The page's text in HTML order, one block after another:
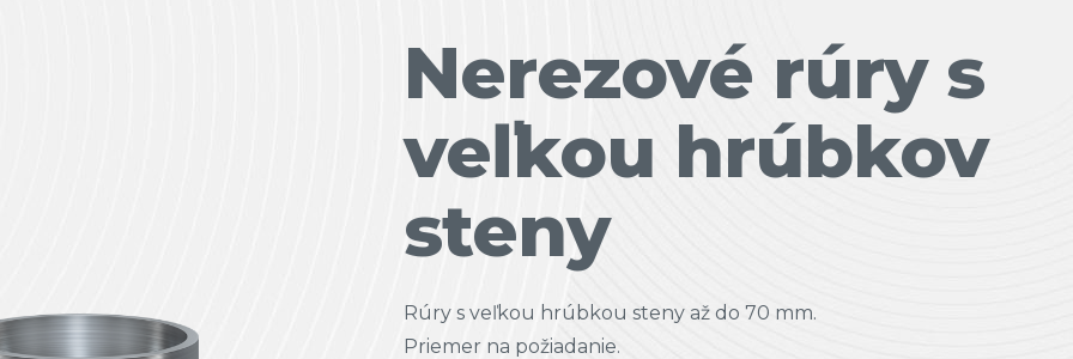
Nerezové rúry s
veľkou hrúbkov
steny
Rúry s veľkou hrúbkou steny až do 70 mm.
Priemer na požiadanie.